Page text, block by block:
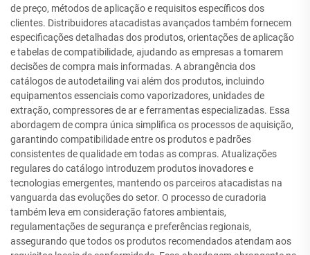
de preço, métodos de aplicação e requisitos específicos dos
clientes. Distribuidores atacadistas avançados também fornecem
especificações detalhadas dos produtos, orientações de aplicação
e tabelas de compatibilidade, ajudando as empresas a tomarem
decisões de compra mais informadas. A abrangência dos
catálogos de autodetailing vai além dos produtos, incluindo
equipamentos essenciais como vaporizadores, unidades de
extração, compressores de ar e ferramentas especializadas. Essa
abordagem de compra única simplifica os processos de aquisição,
garantindo compatibilidade entre os produtos e padrões
consistentes de qualidade em todas as compras. Atualizações
regulares do catálogo introduzem produtos inovadores e
tecnologias emergentes, mantendo os parceiros atacadistas na
vanguarda das evoluções do setor. O processo de curadoria
também leva em consideração fatores ambientais,
regulamentações de segurança e preferências regionais,
assegurando que todos os produtos recomendados atendam aos